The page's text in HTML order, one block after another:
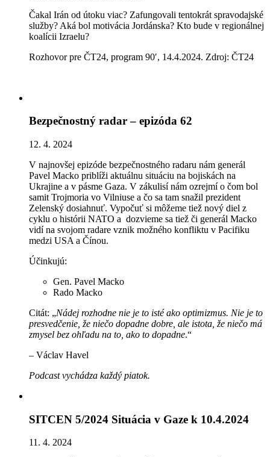
Čakal Irán od útoku viac? Zafungovali tentokrát spravodajské
služby? Aká bol motivácia Jordánska? Kto bude v regionálnej
koalícii Izraelu?
Rozhovor pre ČT24, program 90′, 14.4.2024. Zdroj: ČT24
Bezpečnostný radar – epizóda 62
12. 4. 2024
V najnovšej epizóde bezpečnostného radaru nám generál
Pavel Macko priblíži aktuálnu situáciu na bojiskách na
Ukrajine a v pásme Gaza. V zákulisí nám ozrejmí o čom bol
samit Trojmoria vo Vilniuse a čo sa tam snažil prezident
Zelenský dosiahnuť. Vypočuť si môžeme tiež nový diel z
cyklu o histórii NATO a dozvieme sa tiež či generál Macko
vidí na svojom radare vznik možného konfliktu v Pacifiku
medzi USA a Čínou.
Účinkujú:
Gen. Pavel Macko
Rado Macko
Citát: „Nádej rozhodne nie je to isté ako optimizmus. Nie je to
presvedčenie, že niečo dopadne dobre, ale istota, že niečo má
zmysel bez ohľadu na to, ako to dopadne.“
– Václav Havel
Podcast vychádza každý piatok.
SITCEN 5/2024 Situácia v Gaze k 10.4.2024
11. 4. 2024